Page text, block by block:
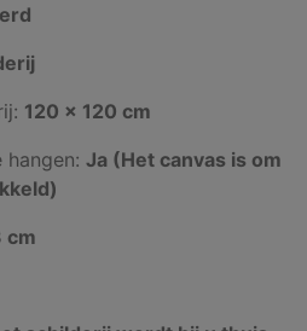
120 x 120 cm
hangen: Ja (Het canvas is om
cm